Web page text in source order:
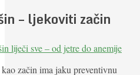
– ljekoviti začin
kao začin ima jaku preventivnu